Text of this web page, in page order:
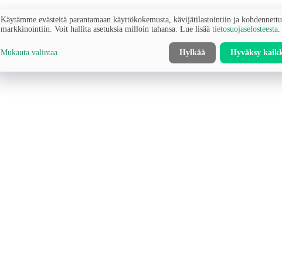
Käytämme evästeitä parantamaan käyttökokemusta, kävijätilastointiin ja
markkinointiin. Voit hallita asetuksia milloin tahansa. Lue lisää tietosuojaselosteesta
Mukauta valintaa Hylkää Hyväksy